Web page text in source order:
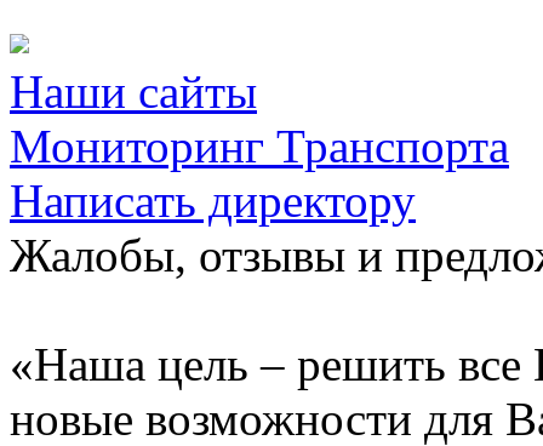
Наши сайты
Мониторинг Транспорта
Написать директору
Жалобы, отзывы и
«Наша цель – решить все
новые возможности для